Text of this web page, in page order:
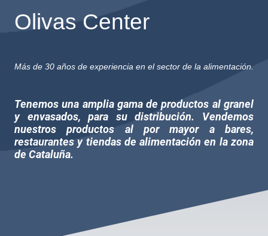
Olivas Center
Más de 30 años de experiencia en el sector de la alimentación.
Tenemos una amplia gama de productos al granel
y envasados, para su distribución. Vendemos
nuestros productos al por mayor a bares,
restaurantes y tiendas de alimentación en la zona
de Cataluña.